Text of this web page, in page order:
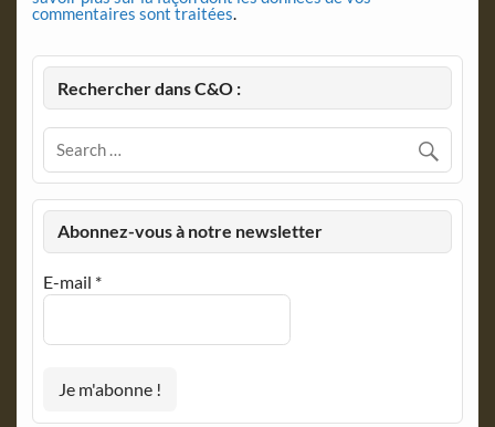
commentaires sont traitées.
Rechercher dans C&O :
Abonnez-vous à notre newsletter
E-mail *